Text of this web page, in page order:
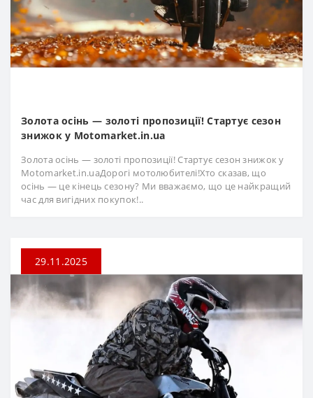
Золота осінь — золоті пропозиції! Стартує сезон
знижок у Motomarket.in.ua
Золота осінь — золоті пропозиції! Стартує сезон знижок у
Motomarket.in.uaДорогі мотолюбителі!Хто сказав, що
осінь — це кінець сезону? Ми вважаємо, що це найкращий
час для вигідних покупок!..
29.11.2025